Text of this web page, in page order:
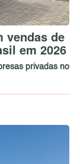
vendas de
em 2026
privadas no